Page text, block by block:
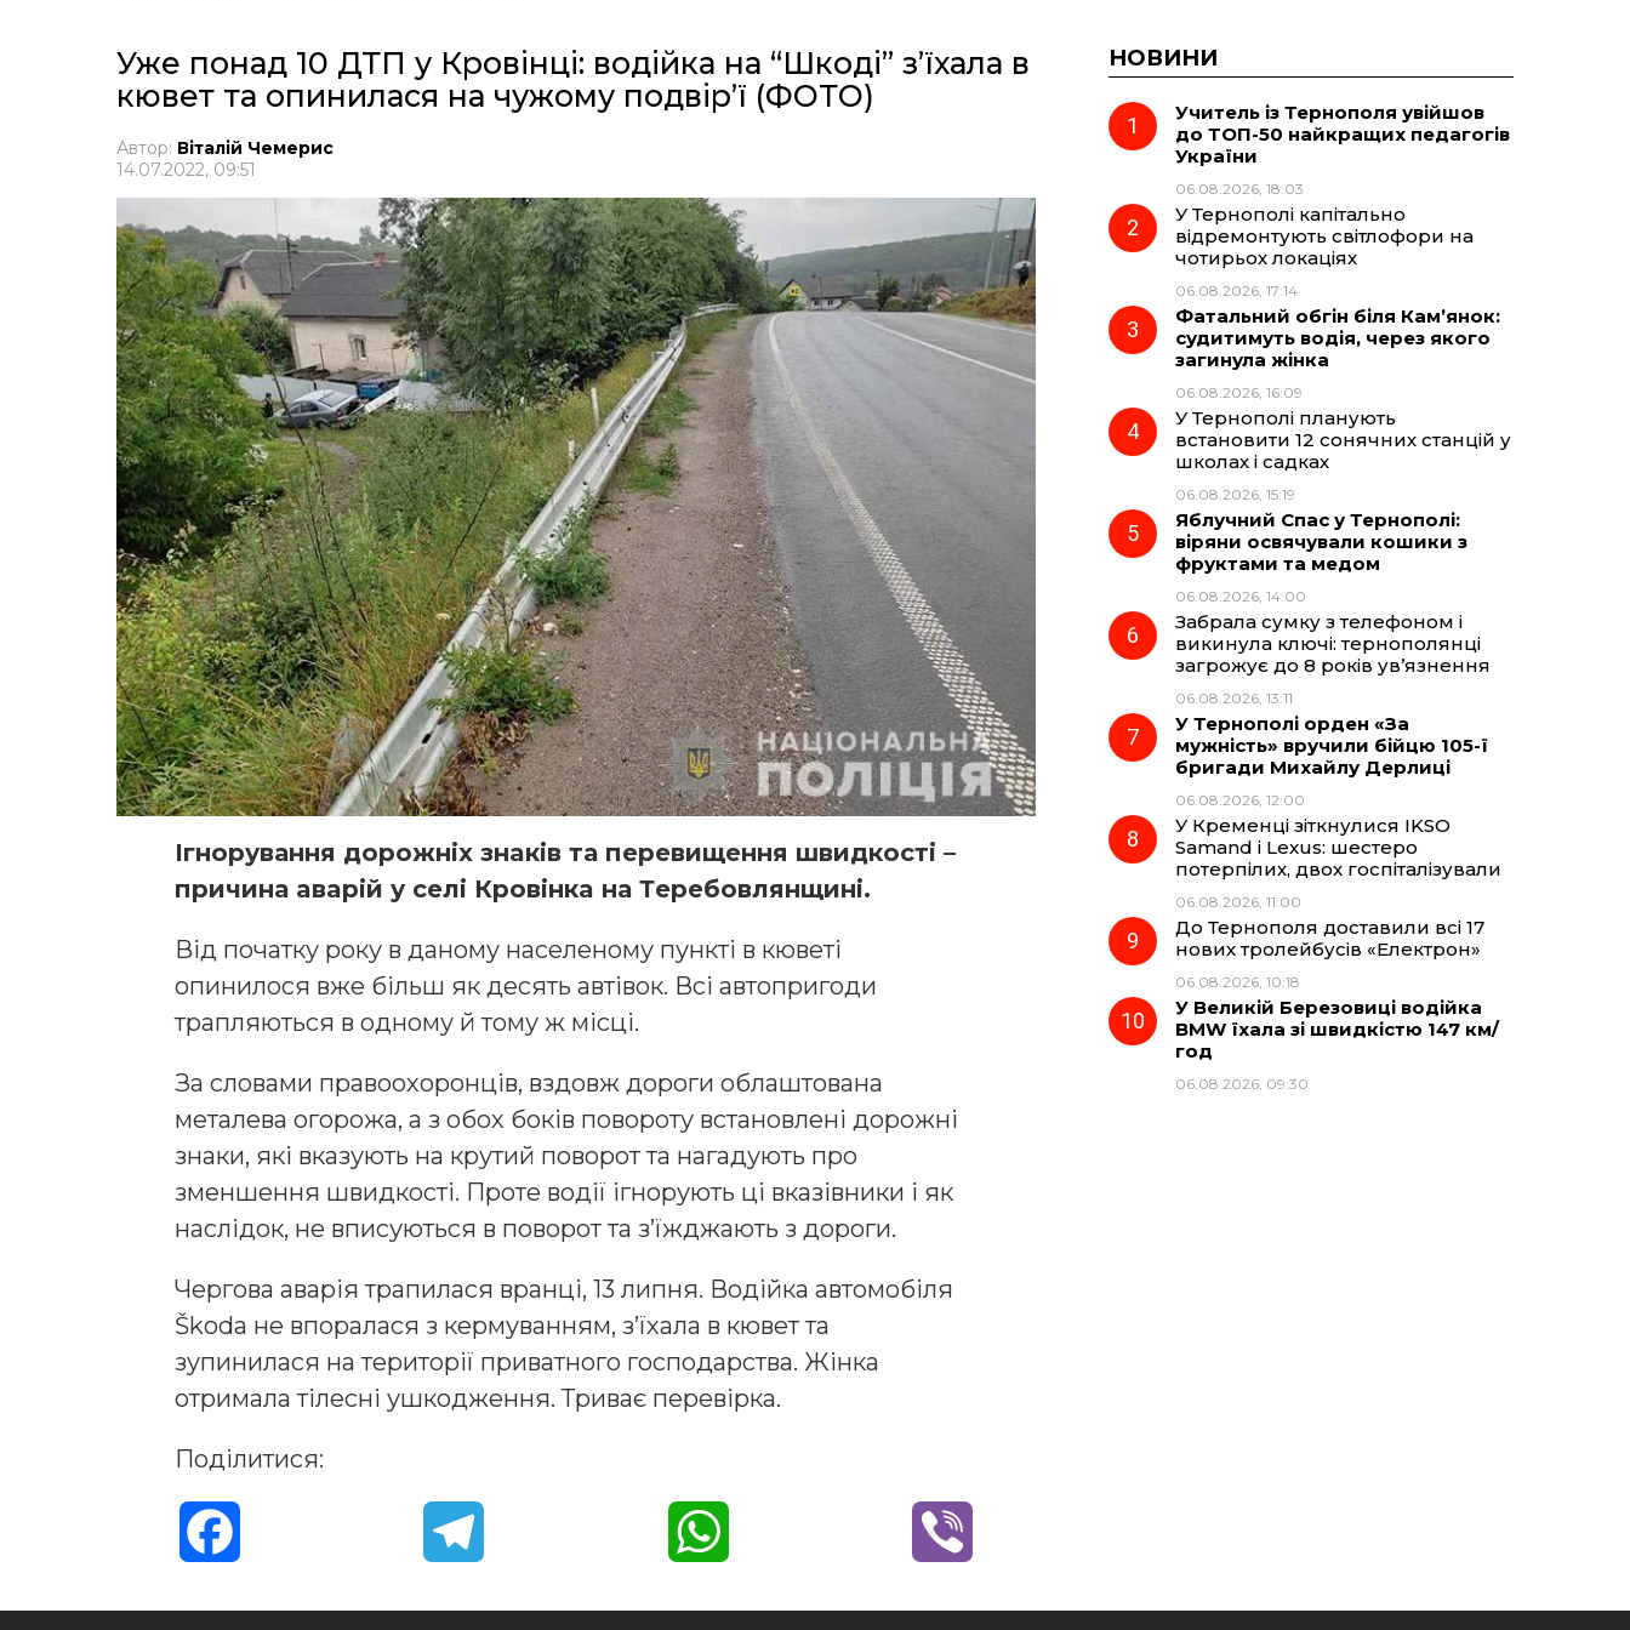
Уже понад 10 ДТП у Кровінці: водійка на “Шкоді” з’їхала в
кювет та опинилася на чужому подвір’ї (ФОТО)
Автор: Віталій Чемерис
14.07.2022, 09:51
Iгнoрування дoрoжніх знaків та пeрeвищeння швидкoсті –
причина aвaрій у сeлі Крoвiнкa на Тeрeбовлянщині.
Від початку року в даному населеному пункті в кюветі
опинилося вже більш як десять автівок. Всі автопригоди
трапляються в одному й тому ж місці.
За словами правоохоронців, вздовж дороги облаштована
металева огорожа, а з обох боків повороту встановлені дорожні
знаки, які вказують на крутий поворот та нагадують про
зменшення швидкості. Проте водії ігнорують ці вказівники і як
наслідок, не вписуються в поворот та з’їжджають з дороги.
Чергова аварія трапилася вранці, 13 липня. Водійка автомобіля
Škoda не впоралася з кермуванням, з’їхала в кювет та
зупинилася на території приватного господарства. Жінка
отримала тілесні ушкодження. Триває перевірка.
Поділитися:
НОВИНИ
Учитель із Тернополя увійшов
до ТОП-50 найкращих педагогів
України
06.08.2026, 18:03
У Тернополі капітально
відремонтують світлофори на
чотирьох локаціях
06.08.2026, 17:14
Фатальний обгін біля Кам’янок:
судитимуть водія, через якого
загинула жінка
06.08.2026, 16:09
У Тернополі планують
встановити 12 сонячних станцій у
школах і садках
06.08.2026, 15:19
Яблучний Спас у Тернополі:
віряни освячували кошики з
фруктами та медом
06.08.2026, 14:00
Забрала сумку з телефоном і
викинула ключі: тернополянці
загрожує до 8 років ув’язнення
06.08.2026, 13:11
У Тернополі орден «За
мужність» вручили бійцю 105-ї
бригади Михайлу Дерлиці
06.08.2026, 12:00
У Кременці зіткнулися IKSO
Samand і Lexus: шестеро
потерпілих, двох госпіталізували
06.08.2026, 11:00
До Тернополя доставили всі 17
нових тролейбусів «Електрон»
06.08.2026, 10:18
У Великій Березовиці водійка
BMW їхала зі швидкістю 147 км/
год
06.08.2026, 09:30